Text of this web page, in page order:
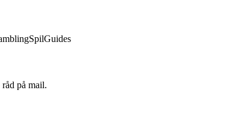
SpilGuides
på mail.